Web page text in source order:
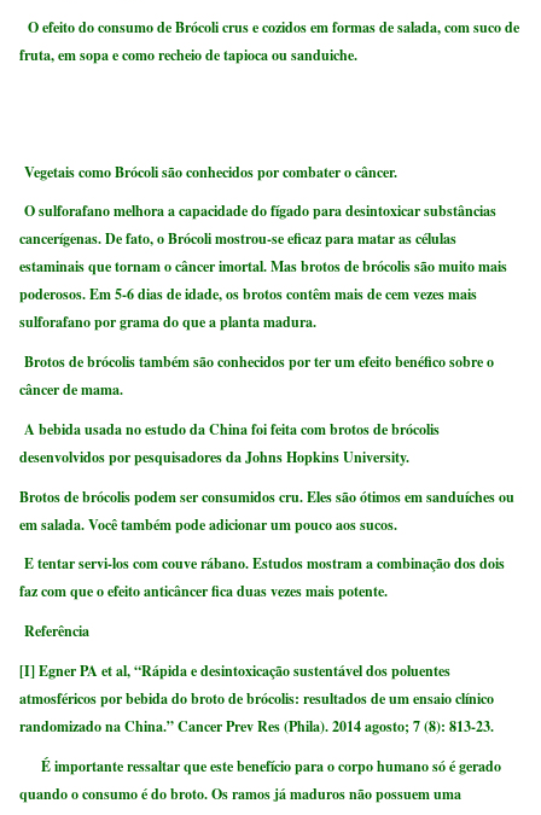
O efeito do consumo de Brócoli crus e cozidos em formas de salada, com suco de
fruta, em sopa e como recheio de tapioca ou sanduiche.
Vegetais como Brócoli são conhecidos por combater o câncer.
O sulforafano melhora a capacidade do fígado para desintoxicar substâncias
cancerígenas. De fato, o Brócoli mostrou-se eficaz para matar as células
estaminais que tornam o câncer imortal. Mas brotos de brócolis são muito mais
poderosos. Em 5-6 dias de idade, os brotos contêm mais de cem vezes mais
sulforafano por grama do que a planta madura.
Brotos de brócolis também são conhecidos por ter um efeito benéfico sobre o
câncer de mama.
A bebida usada no estudo da China foi feita com brotos de brócolis
desenvolvidos por pesquisadores da Johns Hopkins University.
Brotos de brócolis podem ser consumidos cru. Eles são ótimos em sanduíches ou
em salada. Você também pode adicionar um pouco aos sucos.
E tentar servi-los com couve rábano. Estudos mostram a combinação dos dois
faz com que o efeito anticâncer fica duas vezes mais potente.
Referência
[I] Egner PA et al, “Rápida e desintoxicação sustentável dos poluentes
atmosféricos por bebida do broto de brócolis: resultados de um ensaio clínico
randomizado na China.” Cancer Prev Res (Phila). 2014 agosto; 7 (8): 813-23.
É importante ressaltar que este benefício para o corpo humano só é gerado
quando o consumo é do broto. Os ramos já maduros não possuem uma